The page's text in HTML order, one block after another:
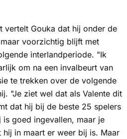
vertelt Gouka dat hij onder de
voorzichtig blijft met
interlandperiode. "Ik
om na een invalbeurt van
te trekken over de volgende
"Je ziet wel dat als Valente dit
dat hij bij de beste 25 spelers
goed ingevallen, maar je
in maart er weer bij is. Maar